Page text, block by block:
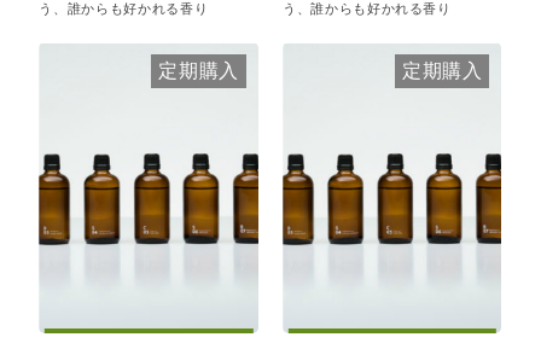
う、誰からも好かれる香り
う、誰からも好かれる香り
定期購入 定期購入